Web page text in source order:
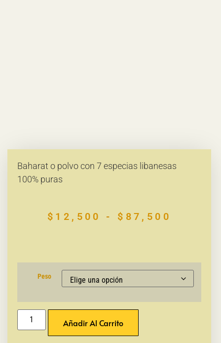
Baharat o polvo con 7 especias libanesas
100% puras
$ 12,500 - $ 87,500
Peso
Añadir Al Carrito